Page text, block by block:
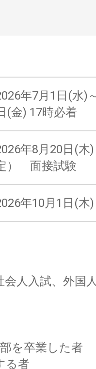
年7月1日(水)
(金) 17時必着
年8月20日(木
） 面接試験
年10月1日(木
人入試、外国
を卒業した者
る者